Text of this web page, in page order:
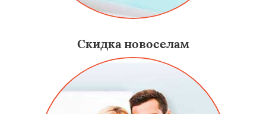
Скидка новоселам